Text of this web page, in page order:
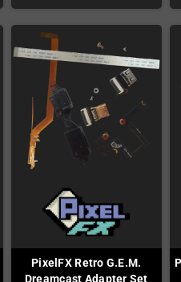
PixelFX Retro G.E.M.
Dreamcast Adapter Set